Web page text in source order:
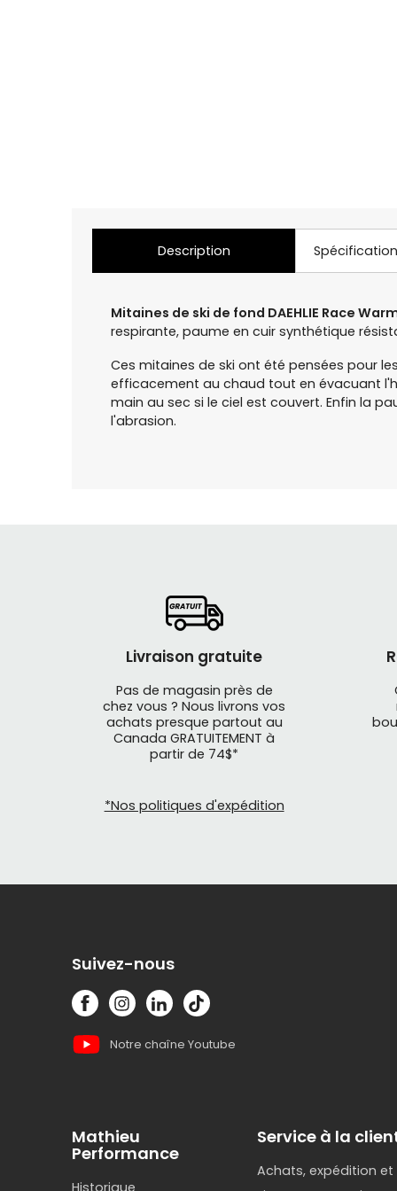
Description
Mitaines de ski de fond DAEHLIE Race
respirante, paume en cuir synthétique
Ces mitaines de ski ont été pensées pour
efficacement au chaud tout en évacuant
main au sec si le ciel est couvert. Enfin la
l'abrasion.
Livraison gratuite
Pas de magasin près de
chez vous ? Nous livrons vos
achats presque partout au
Canada GRATUITEMENT à
partir de 74$*
*Nos politiques d'expédition
Suivez-nous
Notre chaîne Youtube
Mathieu
Performance
Service à la
Achats, expédition et